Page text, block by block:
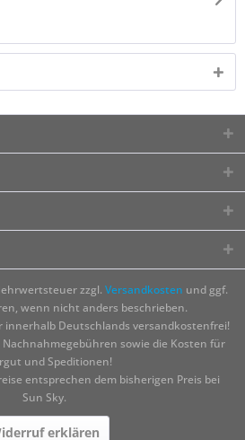
zzgl. Versandkosten und ggf.
wenn nicht anders beschrieben.
innerhalb Deutschlands versandkostenfrei!
sowie die Kosten für
und Speditionen!
entsprechen dem bisherigen Preis bei
Sun Sky.
erklären